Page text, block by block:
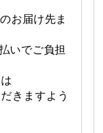
お届け先ま
いでご負担
きますよう